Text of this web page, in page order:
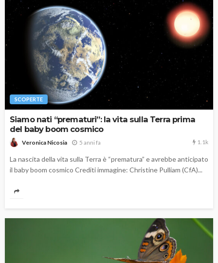
SCOPERTE
Siamo nati “prematuri”: la vita sulla Terra prima
del baby boom cosmico
Veronica Nicosia 5 anni fa 1.1k
La nascita della vita sulla Terra è “prematura” e avrebbe anticipato
il baby boom cosmico Crediti immagine: Christine Pulliam (CfA)...